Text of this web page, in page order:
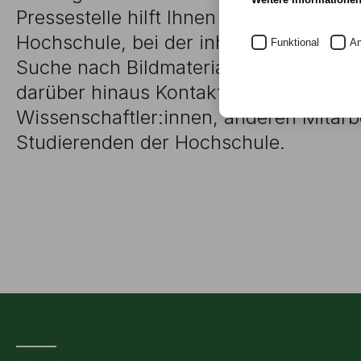
Pressestelle hilft Ihnen gerne bei allen
Hochschule, bei der inhaltlichen
Suche nach Bildmaterial weiter.
darüber hinaus Kontakte zu
Wissenschaftler:innen, anderen
Studierenden der Hochschule.
Funktional